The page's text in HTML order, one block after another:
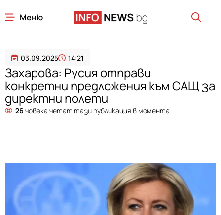
Меню
03.09.2025 14:21
Захарова: Русия отправи
конкретни предложения към САЩ за
директни полети
26 човека четат тази публикация в момента